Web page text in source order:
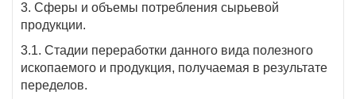
3. Сферы и объемы потребления сырьевой
продукции.
3.1. Стадии переработки данного вида полезного
ископаемого и продукция, получаемая в результате
переделов.